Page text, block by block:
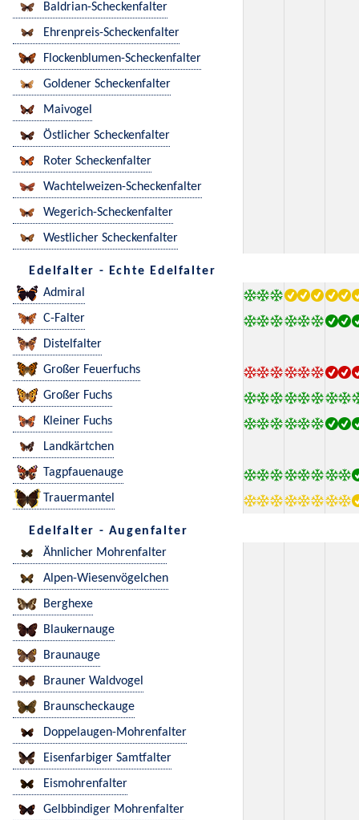
Baldrian-Scheckenfalter
Ehrenpreis-Scheckenfalter
Flockenblumen-Scheckenfalter
Goldener Scheckenfalter
Maivogel
Östlicher Scheckenfalter
Roter Scheckenfalter
Wachtelweizen-Scheckenfalter
Wegerich-Scheckenfalter
Westlicher Scheckenfalter
Edelfalter - Echte Edelfalter
Admiral
C-Falter
Distelfalter
Großer Feuerfuchs
Großer Fuchs
Kleiner Fuchs
Landkärtchen
Tagpfauenauge
Trauermantel
Edelfalter - Augenfalter
Ähnlicher Mohrenfalter
Alpen-Wiesenvögelchen
Berghexe
Blaukernauge
Braunauge
Brauner Waldvogel
Braunscheckauge
Doppelaugen-Mohrenfalter
Eisenfarbiger Samtfalter
Eismohrenfalter
Gelbbindiger Mohrenfalter